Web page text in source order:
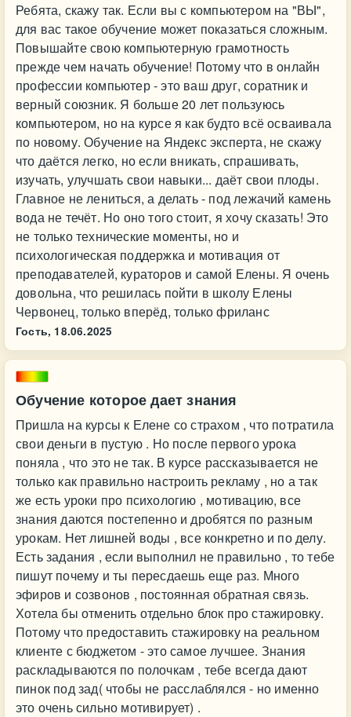
Ребята, скажу так. Если вы с компьютером на "ВЫ",
для вас такое обучение может показаться сложным.
Повышайте свою компьютерную грамотность
прежде чем начать обучение! Потому что в онлайн
профессии компьютер - это ваш друг, соратник и
верный союзник. Я больше 20 лет пользуюсь
компьютером, но на курсе я как будто всё осваивала
по новому. Обучение на Яндекс эксперта, не скажу
что даётся легко, но если вникать, спрашивать,
изучать, улучшать свои навыки... даёт свои плоды.
Главное не лениться, а делать - под лежачий камень
вода не течёт. Но оно того стоит, я хочу сказать! Это
не только технические моменты, но и
психологическая поддержка и мотивация от
преподавателей, кураторов и самой Елены. Я очень
довольна, что решилась пойти в школу Елены
Червонец, только вперёд, только фриланс
Гость, 18.06.2025
Обучение которое дает знания
Пришла на курсы к Елене со страхом , что потратила
свои деньги в пустую . Но после первого урока
поняла , что это не так. В курсе рассказывается не
только как правильно настроить рекламу , но а так
же есть уроки про психологию , мотивацию, все
знания даются постепенно и дробятся по разным
урокам. Нет лишней воды , все конкретно и по делу.
Есть задания , если выполнил не правильно , то тебе
пишут почему и ты пересдаешь еще раз. Много
эфиров и созвонов , постоянная обратная связь.
Хотела бы отменить отдельно блок про стажировку.
Потому что предоставить стажировку на реальном
клиенте с бюджетом - это самое лучшее. Знания
раскладываются по полочкам , тебе всегда дают
пинок под зад( чтобы не расслаблялся - но именно
это очень сильно мотивирует) .